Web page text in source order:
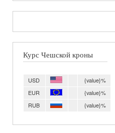
Курс Чешской кроны
USD
{value}%
EUR
{value}%
RUB
{value}%